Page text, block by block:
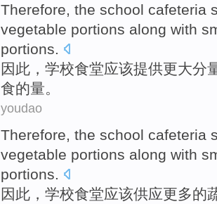
Therefore, the school cafeteria
vegetable portions along with
portions.
因此 ， 学校食堂应该提供更大分
食的量。
youdao
Therefore, the school cafeteria
vegetable portions along with
portions.
因此 ， 学校食堂应该供应更多的